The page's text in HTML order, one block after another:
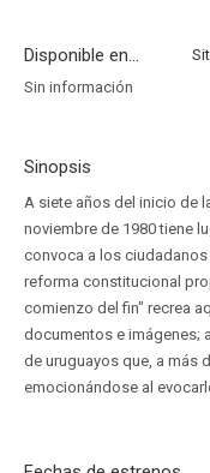
Disponible en...
Sin información
Sinopsis
A siete años del inicio de
noviembre de 1980 tiene
convoca a los ciudadanos
reforma constitucional
comienzo del fin" recrea
documentos e imágenes;
de uruguayos que, a más
emocionándose al